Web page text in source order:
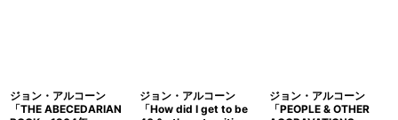
ジョン・アルコーン
「THE ABECEDARIAN
ジョン・アルコーン
「How did I get to be
ジョン・アルコーン
「PEOPLE & OTHER